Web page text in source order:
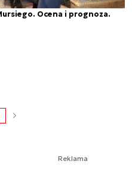
Ocena i prognoza.
Reklama